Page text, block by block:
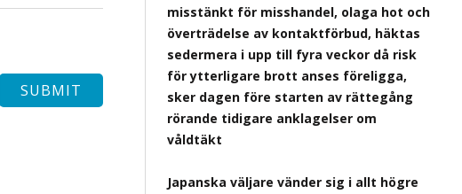
misstänkt för misshandel, olaga hot och
överträdelse av kontaktförbud, häktas
sedermera i upp till fyra veckor då risk
för ytterligare brott anses föreligga,
sker dagen före starten av rättegång
rörande tidigare anklagelser om
våldtäkt
Japanska väljare vänder sig i allt högre